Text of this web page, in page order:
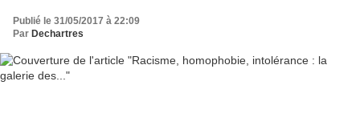
Publié le 31/05/2017 à 22:09
Par Dechartres